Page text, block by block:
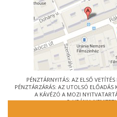
PÉNZTÁRNYITÁS: AZ ELSŐ VETÍTÉS
PÉNZTÁRZÁRÁS: AZ UTOLSÓ ELŐADÁS
A KÁVÉZÓ A MOZI
© URÁNIA